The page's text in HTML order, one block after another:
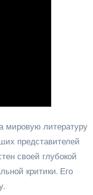
мировую литературу
представителей
своей глубокой
критики. Его